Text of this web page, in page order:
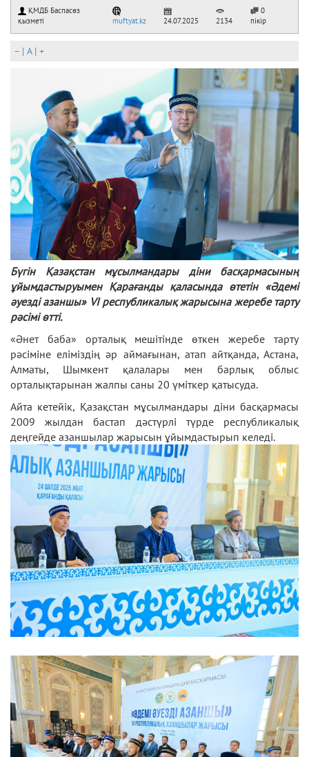
ҚМДБ Баспасөз
қызметі
muftyat.kz 24.07.2025 2134
0
пікір
– | A| +
Бүгін Қазақстан мұсылмандары діни басқармасының
ұйымдастыруымен Қарағанды қаласында өтетін «Әдемі
әуезді азаншы» VI республикалық жарысына жеребе тарту
рәсімі өтті.
«Әнет баба» орталық мешітінде өткен жеребе тарту
рәсіміне еліміздің әр аймағынан, атап айтқанда, Астана,
Алматы, Шымкент қалалары мен барлық облыс
орталықтарынан жалпы саны 20 үміткер қатысуда.
Айта кетейік, Қазақстан мұсылмандары діни басқармасы
2009 жылдан бастап дәстүрлі түрде республикалық
деңгейде азаншылар жарысын ұйымдастырып келеді.